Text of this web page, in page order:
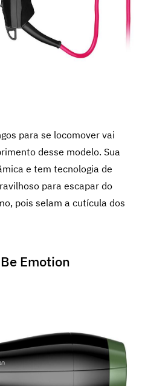
para se locomover vai
desse modelo. Sua
e tem tecnologia de
para escapar do
pois selam a cutícula dos
Emotion